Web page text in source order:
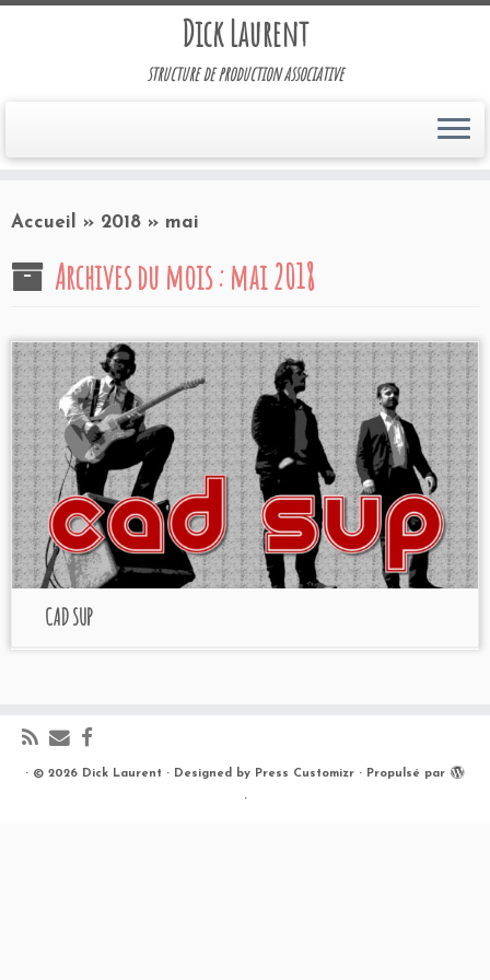
Dick Laurent
structure de production associative
Accueil » 2018 » mai
Archives du mois :mai 2018
CAD SUP
· © 2026 Dick Laurent · Designed by Press Customizr · Propulsé par
·